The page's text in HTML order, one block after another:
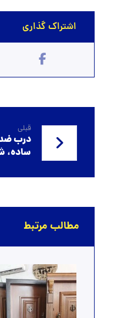
قبلی
درب
ساده،
مطالب مرتبط